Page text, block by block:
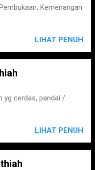
Kemenangan
LIHAT PENUH
yg cerdas, pandai /
LIHAT PENUH